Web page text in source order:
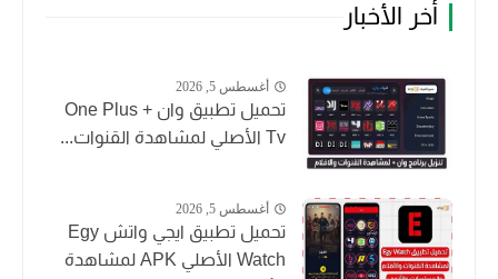
أخر الأخبار
أغسطس 5, 2026
تحميل تطبيق وان + One Plus
Tv الأصلي لمشاهدة القنوات...
أغسطس 5, 2026
تحميل تطبيق ايجي واتش Egy
Watch الأصلي APK لمشاهدة